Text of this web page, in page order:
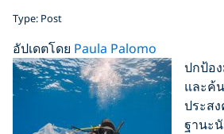
Type: Post
อัปเดตโดย Paula Palomo
ปกป้อ
และค้
ประส
ฐานะ